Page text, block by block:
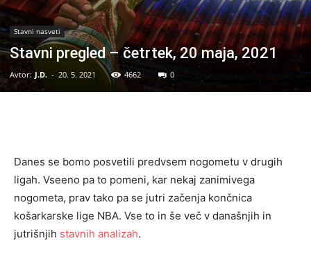
Stavni nasveti
Stavni pregled – četrtek, 20 maja, 2021
Avtor: J.D. - 20. 5. 2021 4662 0
Danes se bomo posvetili predvsem nogometu v drugih
ligah. Vseeno pa to pomeni, kar nekaj zanimivega
nogometa, prav tako pa se jutri začenja končnica
košarkarske lige NBA. Vse to in še več v današnjih in
jutrišnjih stavnih analizah.